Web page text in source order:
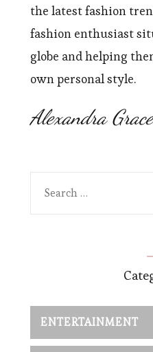
the latest fashion
fashion enthusiast
globe and helping
own personal style.
Alexandra Grace
ENTERTAINMENT